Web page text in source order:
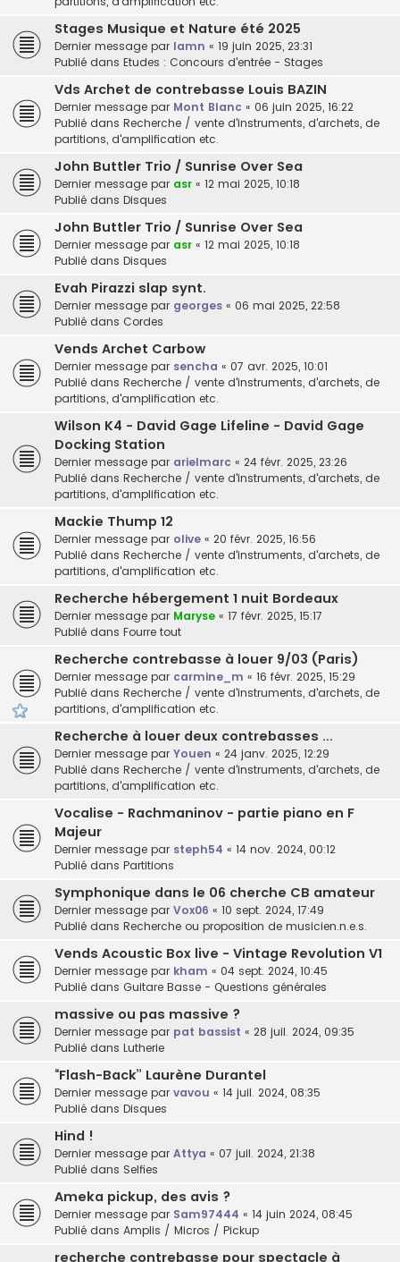
Stages Musique et Nature été 2025
Dernier message par lamn « 19 juin 2025, 23:31
Publié dans Etudes : Concours d'entrée - Stages
Vds Archet de contrebasse Louis BAZIN
Dernier message par Mont Blanc « 06 juin 2025, 16:22
Publié dans Recherche / vente d'instruments, d'archets, de
partitions, d'amplification etc.
John Buttler Trio / Sunrise Over Sea
Dernier message par asr « 12 mai 2025, 10:18
Publié dans Disques
John Buttler Trio / Sunrise Over Sea
Dernier message par asr « 12 mai 2025, 10:18
Publié dans Disques
Evah Pirazzi slap synt.
Dernier message par georges « 06 mai 2025, 22:58
Publié dans Cordes
Vends Archet Carbow
Dernier message par sencha « 07 avr. 2025, 10:01
Publié dans Recherche / vente d'instruments, d'archets, de
partitions, d'amplification etc.
Wilson K4 - David Gage Lifeline - David Gage
Docking Station
Dernier message par arielmarc « 24 févr. 2025, 23:26
Publié dans Recherche / vente d'instruments, d'archets, de
partitions, d'amplification etc.
Mackie Thump 12
Dernier message par olive « 20 févr. 2025, 16:56
Publié dans Recherche / vente d'instruments, d'archets, de
partitions, d'amplification etc.
Recherche hébergement 1 nuit Bordeaux
Dernier message par Maryse « 17 févr. 2025, 15:17
Publié dans Fourre tout
Recherche contrebasse à louer 9/03 (Paris)
Dernier message par carmine_m « 16 févr. 2025, 15:29
Publié dans Recherche / vente d'instruments, d'archets, de
partitions, d'amplification etc.
Recherche à louer deux contrebasses ...
Dernier message par Youen « 24 janv. 2025, 12:29
Publié dans Recherche / vente d'instruments, d'archets, de
partitions, d'amplification etc.
Vocalise - Rachmaninov - partie piano en F
Majeur
Dernier message par steph54 « 14 nov. 2024, 00:12
Publié dans Partitions
Symphonique dans le 06 cherche CB amateur
Dernier message par Vox06 « 10 sept. 2024, 17:49
Publié dans Recherche ou proposition de musicien.n.e.s.
Vends Acoustic Box live - Vintage Revolution V1
Dernier message par kham « 04 sept. 2024, 10:45
Publié dans Guitare Basse - Questions générales
massive ou pas massive ?
Dernier message par pat bassist « 28 juil. 2024, 09:35
Publié dans Lutherie
“Flash-Back” Laurène Durantel
Dernier message par vavou « 14 juil. 2024, 08:35
Publié dans Disques
Hind !
Dernier message par Attya « 07 juil. 2024, 21:38
Publié dans Selfies
Ameka pickup, des avis ?
Dernier message par Sam97444 « 14 juin 2024, 08:45
Publié dans Amplis / Micros / Pickup
recherche contrebasse pour spectacle à